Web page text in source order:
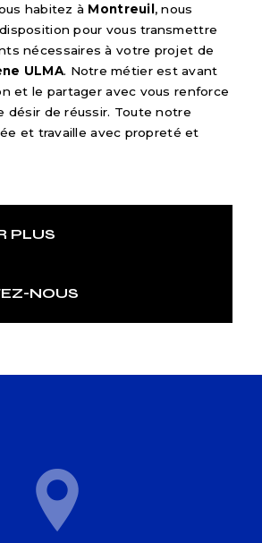
habitez à Montreuil , nous
pour vous transmettre
nécessaires à votre projet de
ULMA. Notre métier est avant
et le partager avec vous renforce
désir de réussir. Toute notre
et travaille avec propreté et
PLUS
NOUS